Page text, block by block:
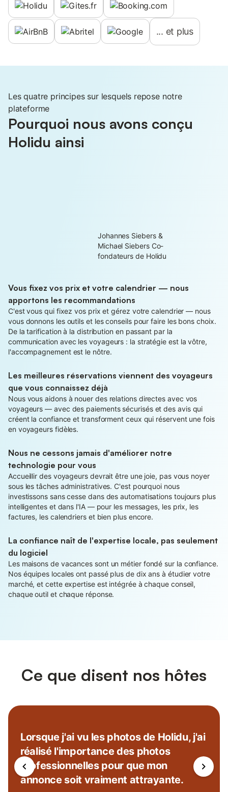
... et plus
Les quatre principes sur lesquels repose notre
plateforme
Pourquoi nous avons conçu
Holidu ainsi
Johannes Siebers &
Michael Siebers Co-
fondateurs de Holidu
Vous fixez vos prix et votre calendrier — nous
apportons les recommandations
C'est vous qui fixez vos prix et gérez votre calendrier — nous
vous donnons les outils et les conseils pour faire les bons choix.
De la tarification à la distribution en passant par la
communication avec les voyageurs : la stratégie est la vôtre,
l'accompagnement est le nôtre.
Les meilleures réservations viennent des voyageurs
que vous connaissez déjà
Nous vous aidons à nouer des relations directes avec vos
voyageurs — avec des paiements sécurisés et des avis qui
créent la confiance et transforment ceux qui réservent une fois
en voyageurs fidèles.
Nous ne cessons jamais d'améliorer notre
technologie pour vous
Accueillir des voyageurs devrait être une joie, pas vous noyer
sous les tâches administratives. C'est pourquoi nous
investissons sans cesse dans des automatisations toujours plus
intelligentes et dans l'IA — pour les messages, les prix, les
factures, les calendriers et bien plus encore.
La confiance naît de l'expertise locale, pas seulement
du logiciel
Les maisons de vacances sont un métier fondé sur la confiance.
Nos équipes locales ont passé plus de dix ans à étudier votre
marché, et cette expertise est intégrée à chaque conseil,
chaque outil et chaque réponse.
Ce que disent nos hôtes
Lorsque j'ai vu les photos de Holidu, j'ai
réalisé l'importance des photos
professionnelles pour que mon
annonce soit vraiment attrayante.